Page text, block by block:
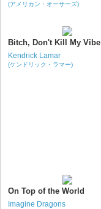
(アメリカン・オーサーズ)
Bitch, Don't Kill My Vibe
Kendrick Lamar
(ケンドリック・ラマー)
On Top of the World
Imagine Dragons